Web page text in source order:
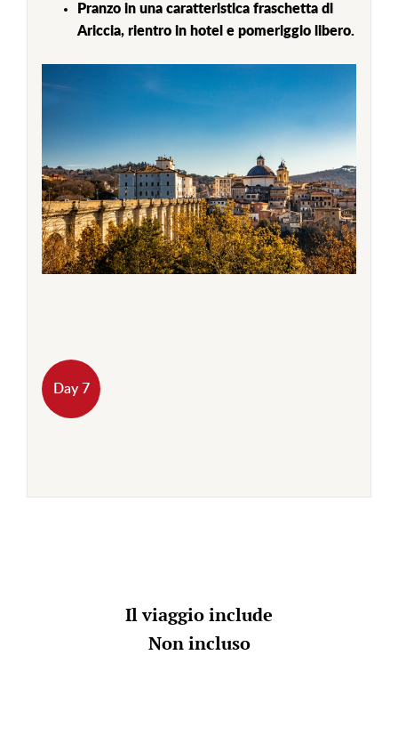
Pranzo in una caratteristica fraschetta di
Ariccia, rientro in hotel e pomeriggio libero.
Day 7
Il viaggio include
Non incluso